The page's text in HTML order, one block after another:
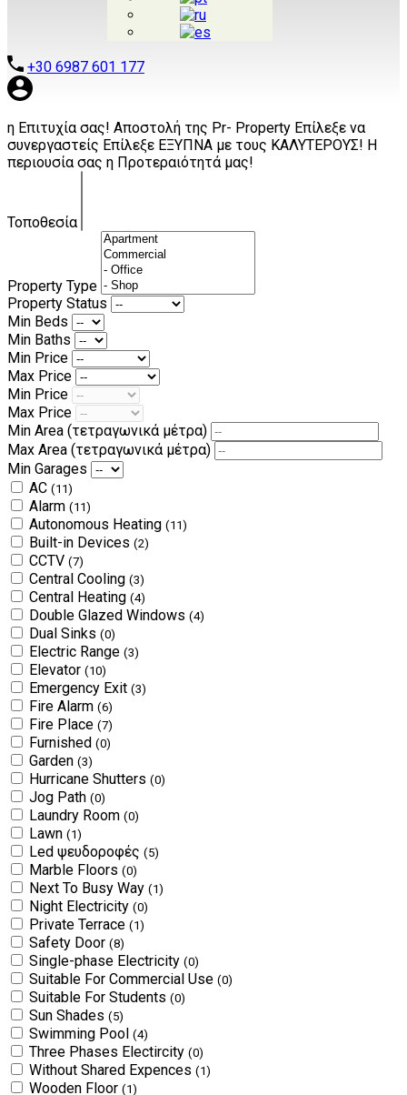
+30 6987 601 177
η Eπιτυχία σας! Αποστολή της Pr- Property Επίλεξε να
συνεργαστείς Επίλεξε ΕΞΥΠΝΑ με τους ΚΑΛΥΤΕΡΟΥΣ! Η
περιουσία σας η Προτεραιότητά μας!
Τοποθεσία
Property Type
Property Status
Min Beds
Min Baths
Min Price
Max Price
Min Price
Max Price
Min Area (τετραγωνικά μέτρα)
Max Area (τετραγωνικά μέτρα)
Min Garages
AC (11)
Alarm (11)
Autonomous Heating (11)
Built-in Devices (2)
CCTV (7)
Central Cooling (3)
Central Heating (4)
Double Glazed Windows (4)
Dual Sinks (0)
Electric Range (3)
Elevator (10)
Emergency Exit (3)
Fire Alarm (6)
Fire Place (7)
Furnished (0)
Garden (3)
Hurricane Shutters (0)
Jog Path (0)
Laundry Room (0)
Lawn (1)
Led ψευδοροφές (5)
Marble Floors (0)
Next To Busy Way (1)
Night Electricity (0)
Private Terrace (1)
Safety Door (8)
Single-phase Electricity (0)
Suitable For Commercial Use (0)
Suitable For Students (0)
Sun Shades (5)
Swimming Pool (4)
Three Phases Electircity (0)
Without Shared Expences (1)
Wooden Floor (1)